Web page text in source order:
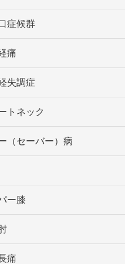
症候群
痛
失調症
トネック
（セーバー）病
ー膝
痛